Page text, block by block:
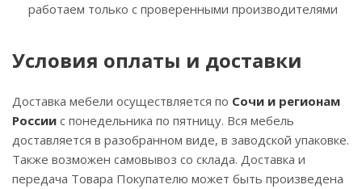
работаем только с проверенными производителями
Условия оплаты и доставки
Доставка мебели осуществляется по Сочи и регионам
России с понедельника по пятницу. Вся мебель
доставляется в разобранном виде, в заводской упаковке.
Также возможен самовывоз со склада. Доставка и
передача Товара Покупателю может быть произведена